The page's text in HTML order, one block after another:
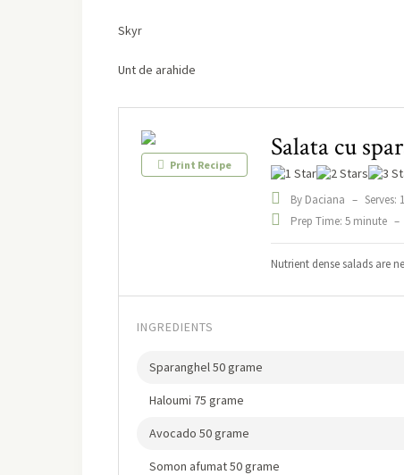
Skyr
Unt de arahide
Print Recipe
Salata cu
By Daciana – Serves:
Prep Time: 5 minute –
Nutrient dense salads are
INGREDIENTS
Sparanghel 50 grame
Haloumi 75 grame
Avocado 50 grame
Somon afumat 50 grame